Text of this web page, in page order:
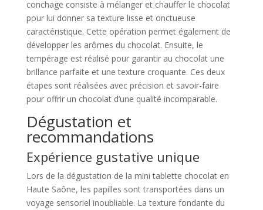
conchage consiste à mélanger et chauffer le chocolat
pour lui donner sa texture lisse et onctueuse
caractéristique. Cette opération permet également de
développer les arômes du chocolat. Ensuite, le
tempérage est réalisé pour garantir au chocolat une
brillance parfaite et une texture croquante. Ces deux
étapes sont réalisées avec précision et savoir-faire
pour offrir un chocolat d’une qualité incomparable.
Dégustation et
recommandations
Expérience gustative unique
Lors de la dégustation de la mini tablette chocolat en
Haute Saône, les papilles sont transportées dans un
voyage sensoriel inoubliable. La texture fondante du